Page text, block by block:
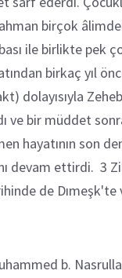
birçok
ile birlikte pek
birkaç yıl
dolayısıyla
ve bir müddet
hayatının son
devam ettirdi. 3
de
b.